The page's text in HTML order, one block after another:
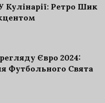
Кулінарії: Ретро Шик
Євро 2024:
Футбольного Свята